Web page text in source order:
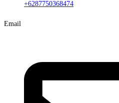
+6287750368474
Email